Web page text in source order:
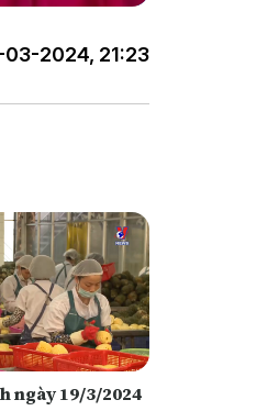
03-2024, 21:23
ngày 19/3/2024